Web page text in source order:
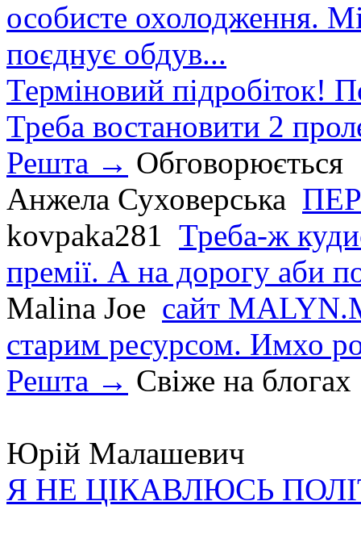
особисте охолодження.
поєднує обдув...
Терміновий підробіток!
Треба востановити 2
Решта → Обговорюється
Анжела Суховерська
kovpaka281 Треба-ж
премії. А на дорогу аби
Malina Joe сайт
старим ресурсом. Имхо
Решта → Свіже на блогах
Юрій Малашевич
Я НЕ ЦІКАВЛЮСЬ